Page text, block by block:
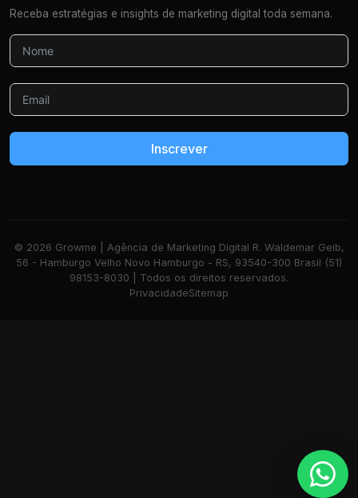
Receba estratégias e insights de marketing digital toda semana.
Inscrever
© 2026 Growme | Agência de Marketing Digital R. Waldemar Geib,
56 - Hamburgo Velho Novo Hamburgo - RS, 93540-300 Brasil (51)
98153-8030 | Todos os direitos reservados.
PrivacidadeSitemap